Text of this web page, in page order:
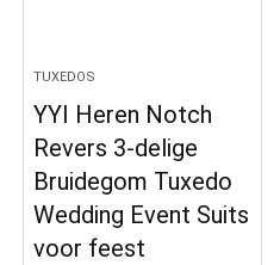
TUXEDOS
YYI Heren Notch
Revers 3-delige
Bruidegom Tuxedo
Wedding Event Suits
voor feest